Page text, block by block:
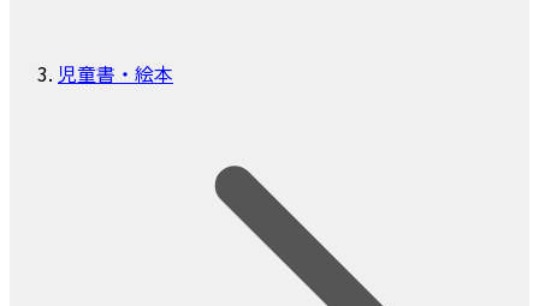
児童書・絵本